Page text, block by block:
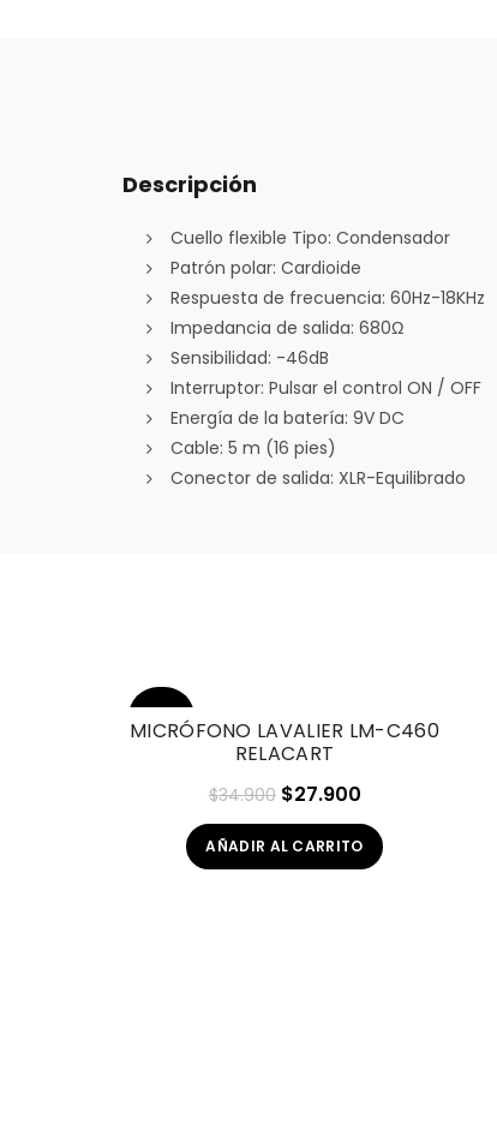
Descripción
Cuello flexible Tipo: Condensador
Patrón polar: Cardioide
Respuesta de frecuencia: 60Hz-18KHz
Impedancia de salida: 680Ω
Sensibilidad: -46dB
Interruptor: Pulsar el control ON / OFF
Energía de la batería: 9V DC
Cable: 5 m (16 pies)
Conector de salida: XLR-Equilibrado
-20%
MICRÓFONO LAVALIER LM-C460
RELACART
$34.900 El
precio
original
$27.900El
precio
actual
AÑADIR AL CARRITO